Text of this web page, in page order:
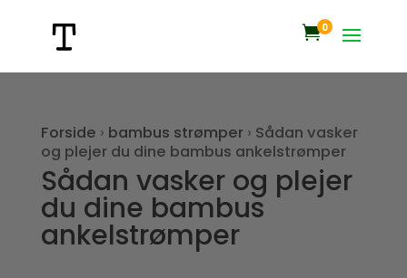
0
Forside › bambus strømper › Sådan vasker
og plejer du dine bambus ankelstrømper
Sådan vasker og plejer
du dine bambus
ankelstrømper